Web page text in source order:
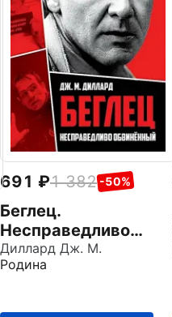
691 1 382 -50%
Беглец.
Несправедливо
обвиненный
Диллард Дж. М.
Родина